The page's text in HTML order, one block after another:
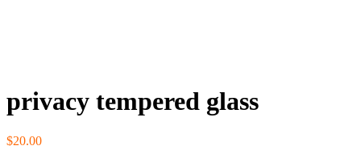
privacy tempered glass
$20.00